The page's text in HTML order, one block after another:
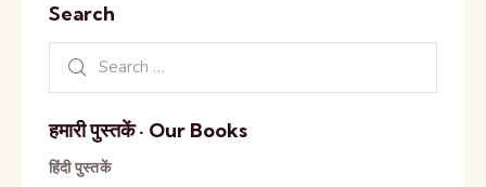
Search
हमारी पुस्तकें · Our Books
हिंदी पुस्तकें